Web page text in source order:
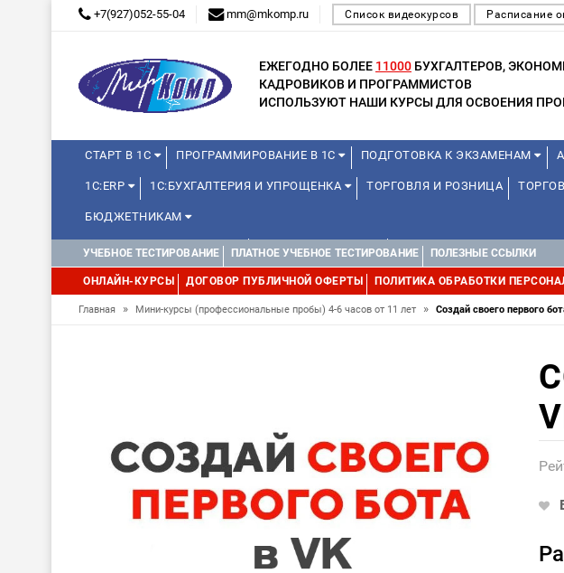
+7(927)052-55-04 mm@mkomp.ru Список видеокурсов Расписание
ЕЖЕГОДНО БОЛЕЕ 11000 БУХГАЛТЕРОВ,
КАДРОВИКОВ И ПРОГРАММИСТОВ
ИСПОЛЬЗУЮТ НАШИ КУРСЫ ДЛЯ ОСВОЕНИЯ
СТАРТ В 1С ПРОГРАММИРОВАНИЕ В 1С ПОДГОТОВКА К ЭКЗАМЕНАМ
1С:ERP 1С:БУХГАЛТЕРИЯ И УПРОЩЕНКА ТОРГОВЛЯ И РОЗНИЦА
БЮДЖЕТНИКАМ
КУРСЫ ДЛЯ ШКОЛЬНИКОВ ДЛЯ ШКОЛЬНИКОВ 1С:УПРАВЛЕНИЕ
WEB, JAVA И ANDROID
УЧЕБНОЕ ТЕСТИРОВАНИЕ ПЛАТНОЕ УЧЕБНОЕ ТЕСТИРОВАНИЕ ПОЛЕЗНЫЕ ССЫЛКИ
ОНЛАЙН-КУРСЫ ДОГОВОР ПУБЛИЧНОЙ ОФЕРТЫ ПОЛИТИКА ОБРАБОТКИ
Главная » Мини-курсы (профессиональные пробы) 4-6 часов от 11 лет » Создай своего первого